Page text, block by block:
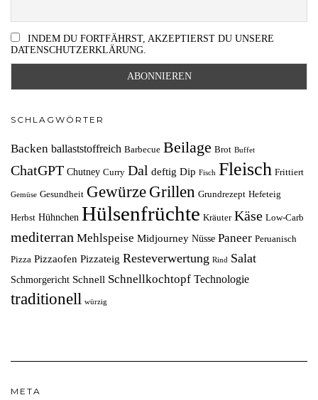
INDEM DU FORTFÄHRST, AKZEPTIERST DU UNSERE
DATENSCHUTZERKLÄRUNG.
SCHLAGWÖRTER
Backen ballaststoffreich Barbecue Beilage Brot Buffet
ChatGPT Chutney Curry Dal deftig Dip Fisch Fleisch Frittiert
Gemüse Gesundheit Gewürze Grillen Grundrezept Hefeteig
Herbst Hühnchen Hülsenfrüchte Kräuter Käse Low-Carb
mediterran Mehlspeise Midjourney Nüsse Paneer Peruanisch
Pizza Pizzaofen Pizzateig Resteverwertung Rind Salat
Schmorgericht Schnell Schnellkochtopf Technologie
traditionell würzig
META